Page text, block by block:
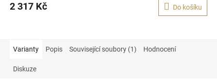
2 317 Kč Do košíku
Varianty Popis Související soubory (1) Hodnocení
Diskuze